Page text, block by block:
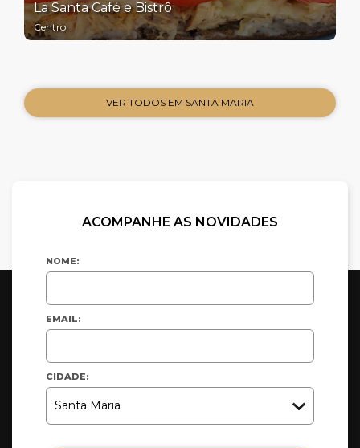
La Santa Café e Bistrô
Centro
VER TODOS EM SANTA MARIA
ACOMPANHE AS NOVIDADES
NOME:
EMAIL:
CIDADE: